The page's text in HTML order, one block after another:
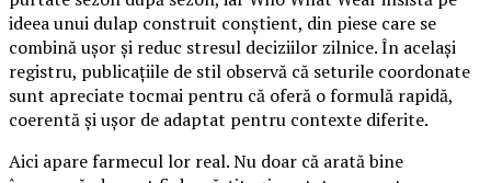
ideea unui dulap construit conștient, din piese care se
combină ușor și reduc stresul deciziilor zilnice. În același
registru, publicațiile de stil observă că seturile coordonate
sunt apreciate tocmai pentru că oferă o formulă rapidă,
coerentă și ușor de adaptat pentru contexte diferite.
Aici apare farmecul lor real. Nu doar că arată bine